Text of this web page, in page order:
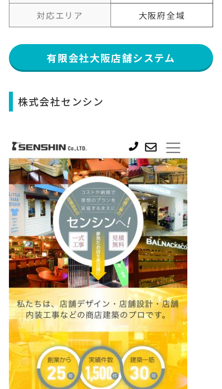
対応エリア
大阪府全域
有限会社大阪店舗システム
株式会社センシン